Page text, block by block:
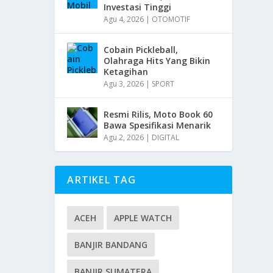
Investasi Tinggi
Agu 4, 2026 | OTOMOTIF
Cobain Pickleball,
Olahraga Hits Yang Bikin
Ketagihan
Agu 3, 2026 | SPORT
Resmi Rilis, Moto Book 60
Bawa Spesifikasi Menarik
Agu 2, 2026 | DIGITAL
ARTIKEL TAG
ACEH APPLE WATCH
BANJIR BANDANG